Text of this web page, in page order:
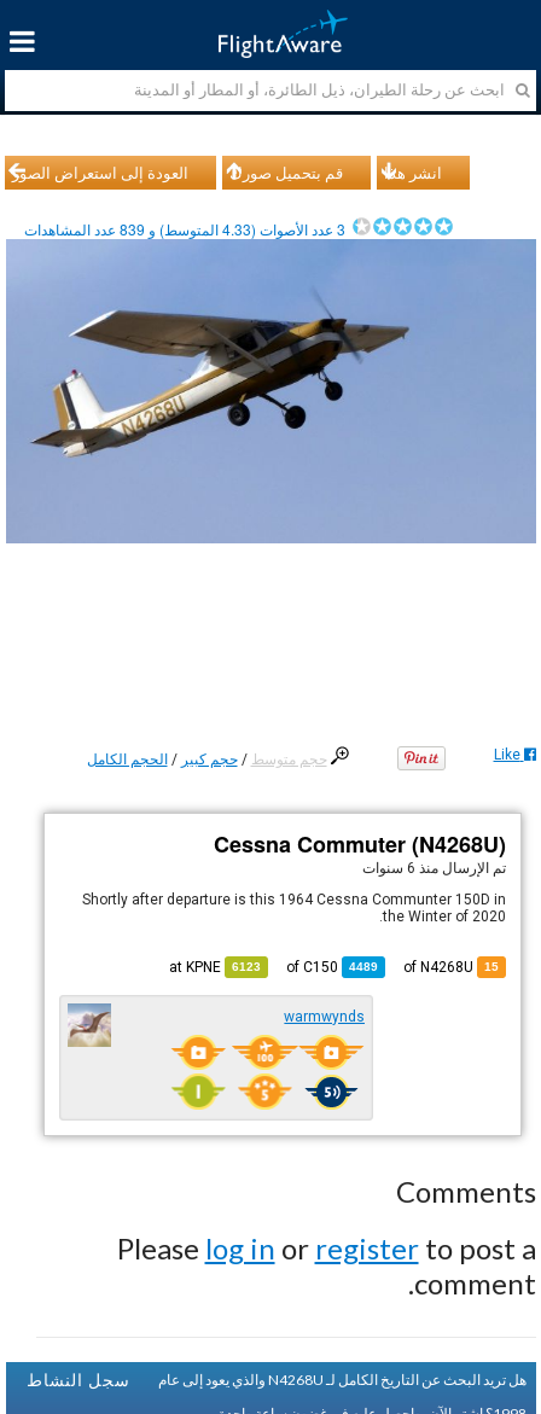
العودة إلى استعراض الصور قم بتحميل صورك انشر هذا
3عدد الأصوات (4.33المتوسط) و 839عدد المشاهدات
حجم متوسط /حجم كبير /الحجم الكامل Like
Cessna Commuter (N4268U)
تم الإرسالمنذ 6 سنوات
Shortly after departure is this 1964 Cessna Communter 150D in
the Winter of 2020.
15
4489
C150
6123
at
KPNE
warmwynds
Comments
Please log in or registerto post a
comment.
سجل النشاط
هل تريد البحث عن التاريخ الكامل لـ N4268U والذي يعود إلى عام